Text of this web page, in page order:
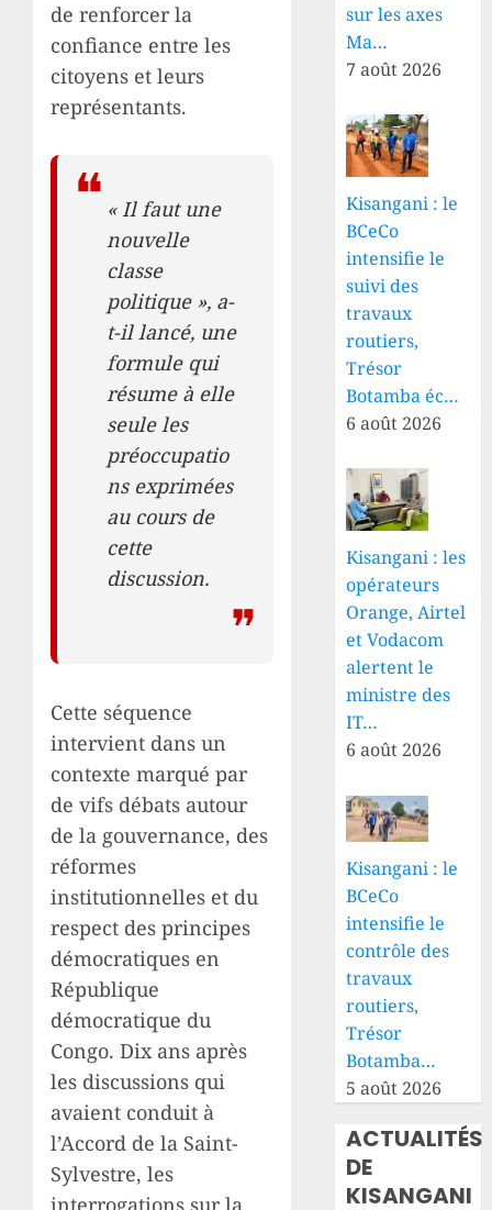
de renforcer la
confiance entre les
citoyens et leurs
représentants.
« Il faut une
nouvelle
classe
politique », a-
t-il lancé, une
formule qui
résume à elle
seule les
préoccupatio
ns exprimées
au cours de
cette
discussion.
Cette séquence
intervient dans un
contexte marqué par
de vifs débats autour
de la gouvernance, des
réformes
institutionnelles et du
respect des principes
démocratiques en
République
démocratique du
Congo. Dix ans après
les discussions qui
avaient conduit à
l’Accord de la Saint-
Sylvestre, les
interrogations sur la
sur les axes
Ma…
7 août 2026
Kisangani : le
BCeCo
intensifie le
suivi des
travaux
routiers,
Trésor
Botamba éc…
6 août 2026
Kisangani : les
opérateurs
Orange, Airtel
et Vodacom
alertent le
ministre des
IT…
6 août 2026
Kisangani : le
BCeCo
intensifie le
contrôle des
travaux
routiers,
Trésor
Botamba…
5 août 2026
ACTUALITÉS
DE
KISANGANI